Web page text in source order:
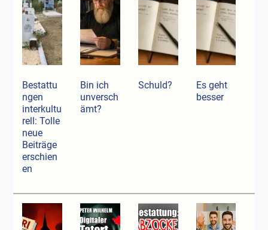
Bestattu
ngen
interkultu
rell: Tolle
neue
Beiträge
erschien
en
Bin ich
unversch
ämt?
Schuld?
Es geht
besser